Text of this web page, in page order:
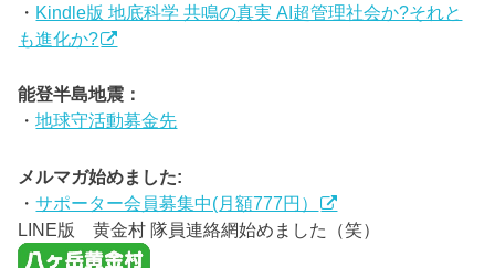
・ Kindle版 地底科学 共鳴の真実 AI超管理社会か?それと
も進化か?
能登半島地震：
・地球守活動募金先
メルマガ始めました:
・サポーター会員募集中(月額777円）
LINE版 黄金村 隊員連絡網始めました（笑）